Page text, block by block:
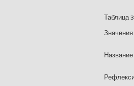
Таблица 3